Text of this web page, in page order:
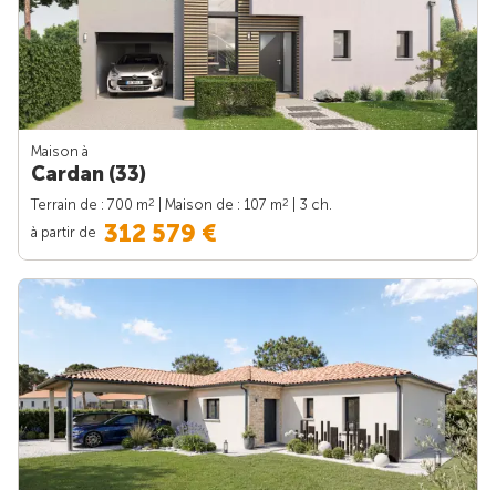
Maison à
Cardan (33)
Terrain de : 700 m2 | Maison de : 107 m2
| 3 ch.
à partir de 312 579 €